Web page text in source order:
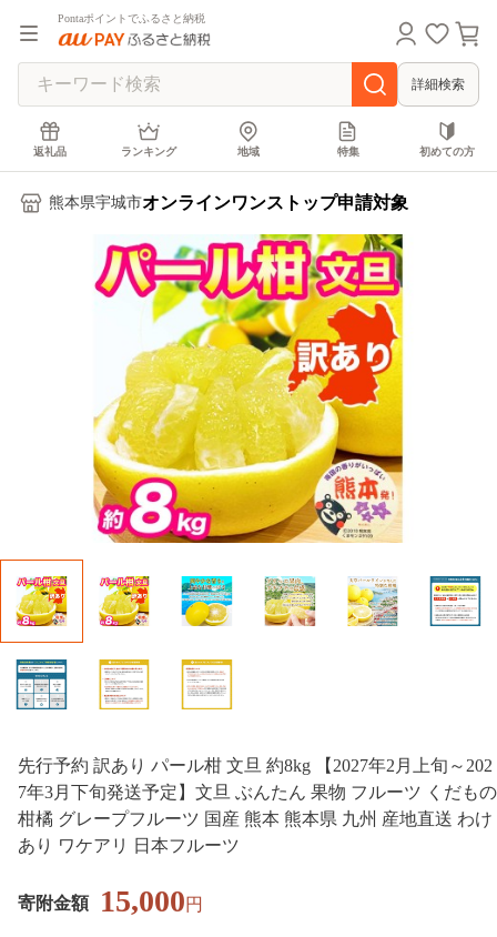
Pontaポイントでふるさと納税
詳細検索
返礼品 ランキング 地域 特集 初めての方
熊本県宇城市オンラインワンストップ申請対象
先行予約 訳あり パール柑 文旦 約8kg 【2027年2月上旬～202
7年3月下旬発送予定】文旦 ぶんたん 果物 フルーツ くだもの
柑橘 グレープフルーツ 国産 熊本 熊本県 九州 産地直送 わけ
あり ワケアリ 日本フルーツ
寄附金額 15,000円